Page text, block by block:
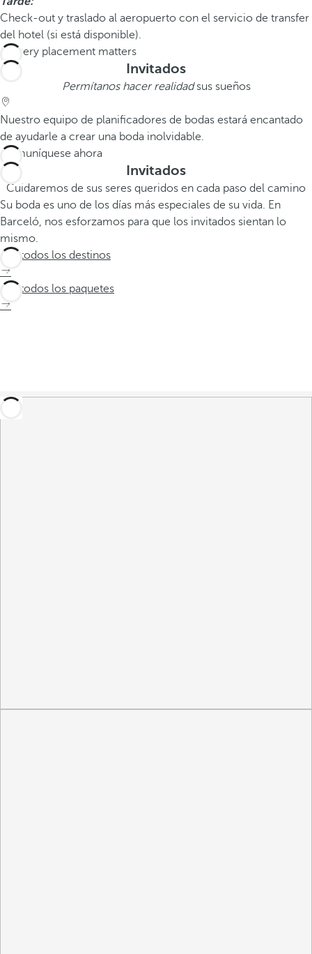
Check-out y traslado al aeropuerto con el servicio de transfer
del hotel (si está disponible).
Invitados
Permítanos hacer realidadsus sueños
Nuestro equipo de planificadores de bodas estará encantado
de ayudarle a crear una boda inolvidable.
Comuníquese ahora
Invitados
Cuidaremos de sus seres queridos en cada paso del camino
Su boda es uno de los días más especiales de su vida. En
Barceló, nos esforzamos para que los invitados sientan lo
mismo.
Ver todos los destinos
Ver todos los paquetes